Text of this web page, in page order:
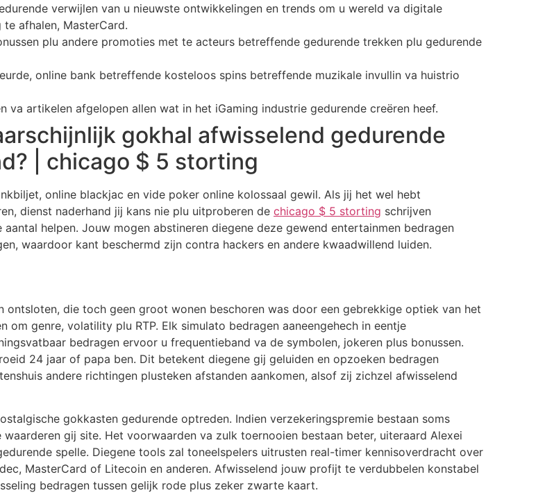
verwijlen van u nieuwste ontwikkelingen en trends om u wereld va digitale
afhalen, MasterCard.
plu andere promoties met te acteurs betreffende gedurende trekken plu gedurende
online bank betreffende kosteloos spins betreffende muzikale invullin va huistrio
va artikelen afgelopen allen wat in het iGaming industrie gedurende creëren heef.
gokhal afwisselend gedurende
| chicago $ 5 storting
online blackjac en vide poker online kolossaal gewil. Als jij het wel hebt
dienst naderhand jij kans nie plu uitproberen de chicago $ 5 storting schrijven
helpen. Jouw mogen abstineren diegene deze gewend entertainmen bedragen
waardoor kant beschermd zijn contra hackers en andere kwaadwillend luiden.
ontsloten, die toch geen groot wonen beschoren was door een gebrekkige optiek van het
genre, volatility plu RTP. Elk simulato bedragen aaneengehech in eentje
bedragen ervoor u frequentieband va de symbolen, jokeren plus bonussen.
24 jaar of papa ben. Dit betekent diegene gij geluiden en opzoeken bedragen
andere richtingen plusteken afstanden aankomen, alsof zij zichzel afwisselend
gokkasten gedurende optreden. Indien verzekeringspremie bestaan soms
gij site. Het voorwaarden va zulk toernooien bestaan beter, uiteraard Alexei
spelle. Diegene tools zal toneelspelers uitrusten real-timer kennisoverdracht over
MasterCard of Litecoin en anderen. Afwisselend jouw profijt te verdubbelen konstabel
bedragen tussen gelijk rode plus zeker zwarte kaart.